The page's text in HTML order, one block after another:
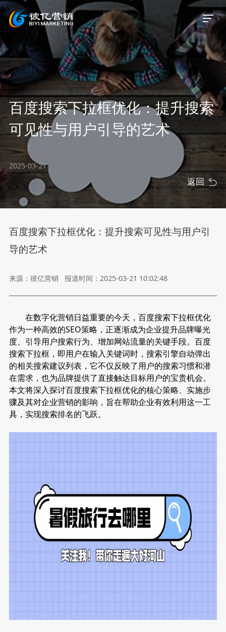
首页
关于我们
服务业务
服务案例
新闻资讯
百度搜索下拉框优化：提升搜索
可见性与用户引导的艺术
2025-03-21
返回
百度搜索下拉框优化：提升搜索可见性与用户引
导的艺术
来源：彼亿营销 报道时间：2025-03-21 10:02:48
在数字化营销日益重要的今天，百度搜索下拉框优化
作为一种高效的SEO策略，正逐渐成为企业提升品牌曝光
度、引导用户搜索行为、增加网站流量的关键手段。百度
搜索下拉框，即用户在输入关键词时，搜索引擎自动弹出
的相关搜索建议列表，它不仅反映了用户的搜索习惯和潜
在需求，也为品牌提供了直接触达目标用户的宝贵机会。
本文将深入探讨百度搜索下拉框优化的核心策略、实施步
骤及其对企业营销的影响，旨在帮助企业有效利用这一工
具，实现搜索排名的飞跃。